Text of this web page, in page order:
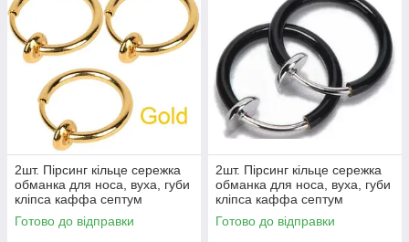
2шт. Пірсинг кільце сережка
обманка для носа, вуха, губи
кліпса каффа септум
(золото)
Готово до відправки
2шт. Пірсинг кільце сережка
обманка для носа, вуха, губи
кліпса каффа септум
(чорний)
Готово до відправки